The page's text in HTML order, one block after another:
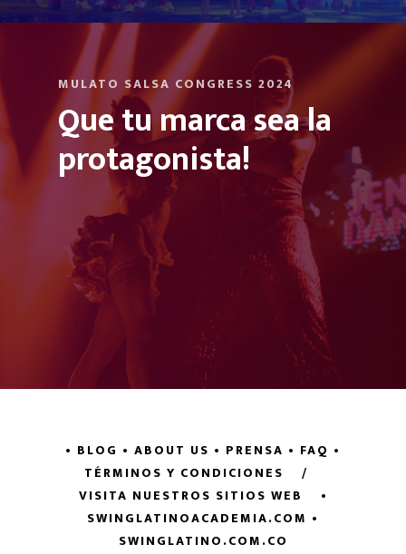
MULATO SALSA CONGRESS 2024
Que tu marca sea la
protagonista!
• BLOG • ABOUT US • PRENSA • FAQ •
TÉRMINOS Y CONDICIONES
/
VISITA NUESTROS SITIOS WEB
•
SWINGLATINOACADEMIA.COM •
SWINGLATINO.COM.CO